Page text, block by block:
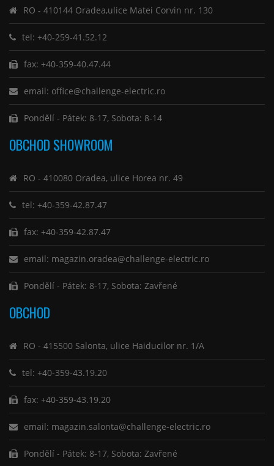
RO - 410144 Oradea,ulice Matei Corvin nr. 130
tel: +40-259-41.52.12
fax: +40-359-40.47.44
email: office@challenge-electric.ro
Pondělí - Pátek: 8-17, Sobota: 8-14
OBCHOD SHOWROOM
RO - 410080 Oradea, ulice Horea nr. 49
tel: +40-359-42.87.47
fax: +40-359-42.87.47
email: magazin.oradea@challenge-electric.ro
Pondělí - Pátek: 8-17, Sobota: Zavřené
OBCHOD
RO - 415500 Salonta, ulice Haiducilor nr. 1/A
tel: +40-359-43.19.20
fax: +40-359-43.19.20
email: magazin.salonta@challenge-electric.ro
Pondělí - Pátek: 8-17, Sobota: Zavřené